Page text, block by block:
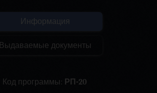
Информация
Выдаваемые документы
Код программы: РП-20